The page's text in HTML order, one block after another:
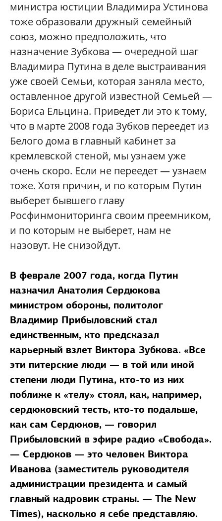
министра юстиции Владимира Устинова
тоже образовали дружный семейный
союз, можно предположить, что
назначение Зубкова — очередной шаг
Владимира Путина в деле выстраивания
уже своей Семьи, которая заняла место,
оставленное другой известной Семьей —
Бориса Ельцина. Приведет ли это к тому,
что в марте 2008 года Зубков переедет из
Белого дома в главный кабинет за
кремлевской стеной, мы узнаем уже
очень скоро. Если не переедет — узнаем
тоже. Хотя причин, и по которым Путин
выберет бывшего главу
Росфинмониторинга своим преемником,
и по которым не выберет, нам не
назовут. Не снизойдут.
В феврале 2007 года, когда Путин
назначил Анатолия Сердюкова
министром обороны, политолог
Владимир Прибыловский стал
единственным, кто предсказал
карьерный взлет Виктора Зубкова. «Все
эти питерские люди — в той или иной
степени люди Путина, кто-то из них
поближе к «телу» стоял, как, например,
сердюковский тесть, кто-то подальше,
как сам Сердюков, — говорил
Прибыловский в эфире радио «Свобода».
— Сердюков — это человек Виктора
Иванова (заместитель руководителя
администрации президента и самый
главный кадровик страны. — The New
Times), насколько я себе представляю.